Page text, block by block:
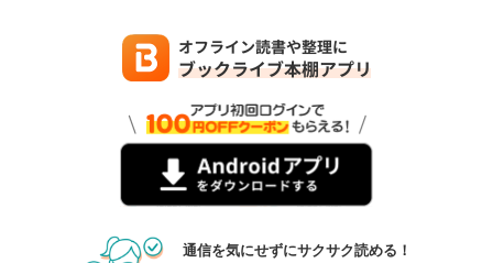
通信を気にせずにサクサク読める！